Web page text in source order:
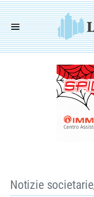
Notizie societarie